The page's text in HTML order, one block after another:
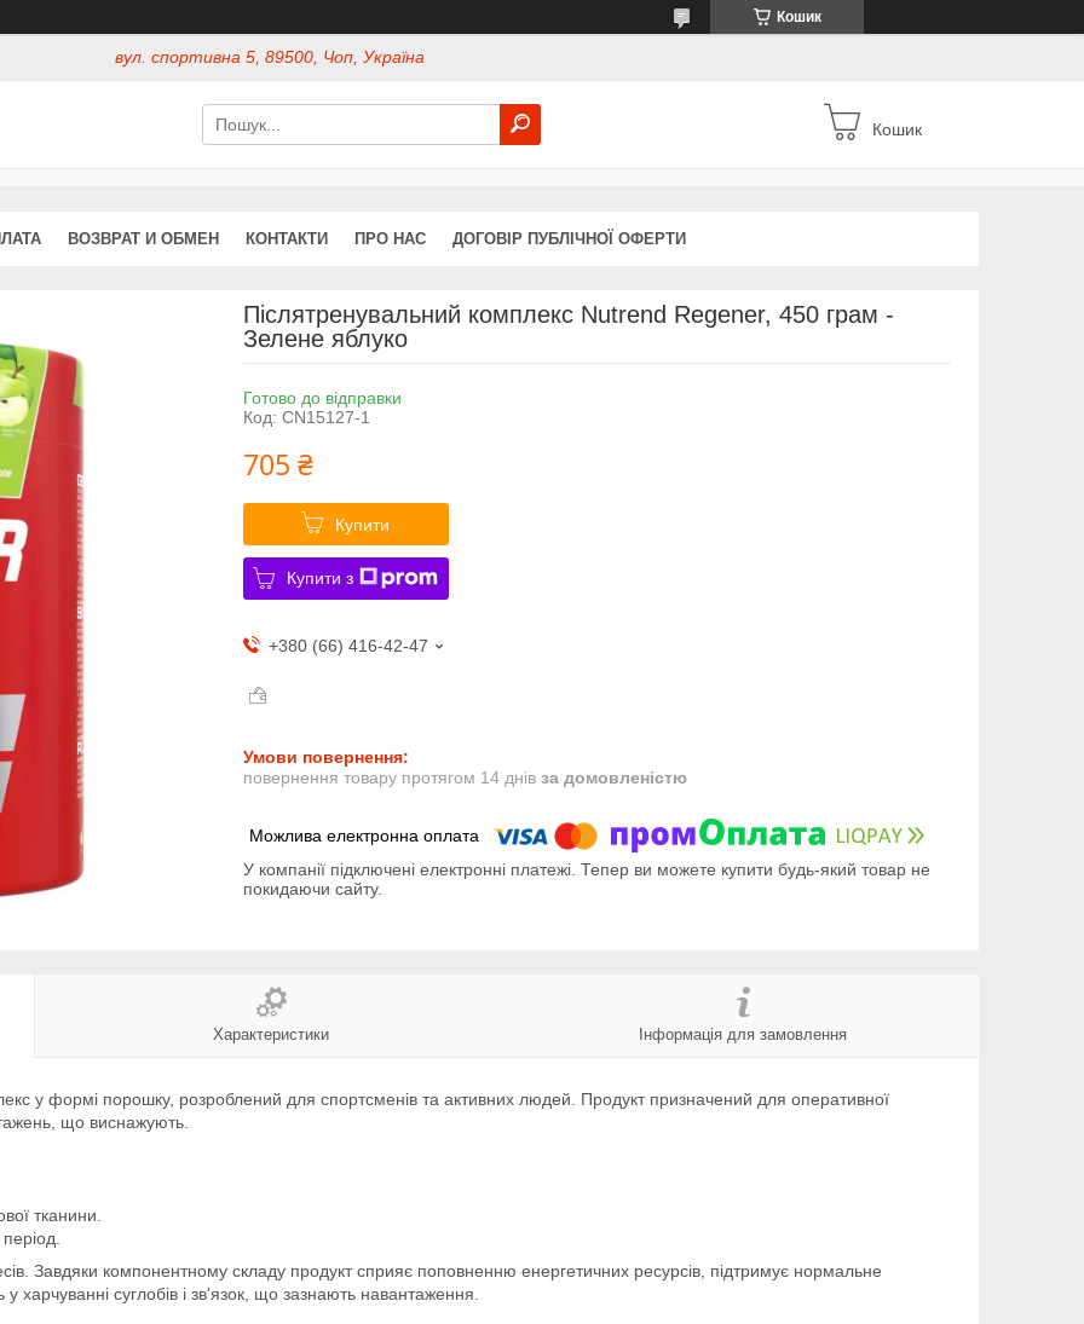
Кошик
вул. спортивна 5, 89500, Чоп, Україна
Кошик
ВОЗВРАТ И ОБМЕН КОНТАКТИ ПРО НАС ДОГОВІР ПУБЛІЧНОЇ ОФЕРТИ
Післятренувальний комплекс Nutrend Regener, 450 грам -
Зелене яблуко
Готово до відправки
Код: CN15127-1
705 ₴
Купити
Купити з
+380 (66) 416-42-47
повернення товару протягом 14 днів за домовленістю
У компанії підключені електронні платежі. Тепер ви можете купити будь-який товар не
покидаючи сайту.
Характеристики Інформація для замовлення
у формі порошку, розроблений для спортсменів та активних людей. Продукт призначений для оперативної
що виснажують.
тканини.
Завдяки компонентному складу продукт сприяє поповненню енергетичних ресурсів, підтримує нормальне
харчуванні суглобів і зв'язок, що зазнають навантаження.